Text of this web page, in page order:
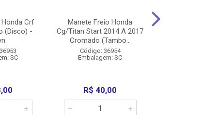
Crf
(Disco) -
SC
Manete Freio Honda
Cg/Titan Start 2014 A 2017
Cromado (Tambo...
Código: 36954
Embalagem: SC
R$ 40,00